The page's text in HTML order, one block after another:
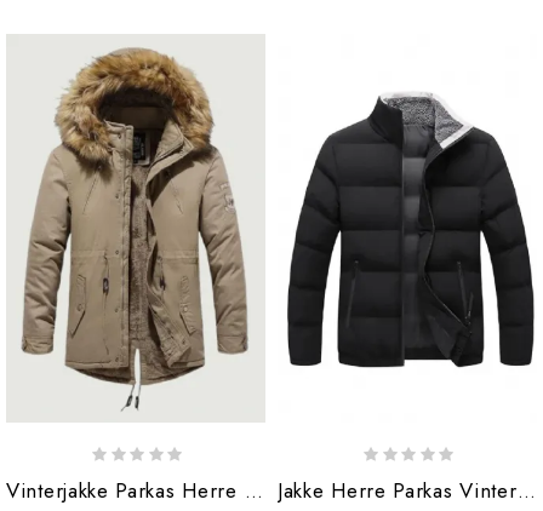
Vinterjakke Parkas Herre Bomull Tykk Fleece Varm Krage Hette Parka Uformelle Flere Lommer Vindtette Jakker
Jakke Herre Parkas Vinter Tykk Kåpe Uformell Solid Stativ Krage Jakker Yttertøy